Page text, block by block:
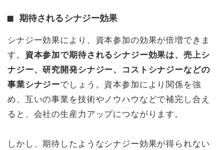
期待されるシナジー効果
シナジー効果により、資本参加の効果が倍増できま
す。 資本参加で期待されるシナジー効果は、売上シ
ナジー、研究開発シナジー、コストシナジーなどの
事業シナジーでしょう。資本参加により関係を強
め、互いの事業を技術やノウハウなどで補完し合え
ると、会社の生産力アップにつながります。
しかし、期待したようなシナジー効果が得られない